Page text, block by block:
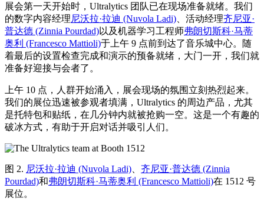
展会第一天开始时，Ultralytics 团队已在现场准备就绪。我们
的数字内容经理尼沃拉·拉迪 (Nuvola Ladi) 、活动经理齐尼亚·
普达德 (Zinnia Pourdad)以及机器学习工程师弗朗切斯科·马蒂
奥利 (Francesco Mattioli)于上午 9 点前到达了音乐城中心。随
着最后的设置检查完成和演示的预备就绪，大门一开，我们就
准备好迎接与会者了。
上午 10 点，人群开始涌入，展会现场的氛围立刻热烈起来。
我们的展位迅速被参观者填满，Ultralytics 的周边产品，尤其
是托特包和贴纸，在几分钟内就被抢购一空。这是一个有趣的
破冰方式，有助于开启对话并吸引人们。
图 2. 尼沃拉·拉迪 (Nuvola Ladi)
齐尼亚·普达德 (Zinnia
Pourdad)和弗朗切斯科·马蒂奥利 (Francesco Mattioli)在 1512 号
展位。